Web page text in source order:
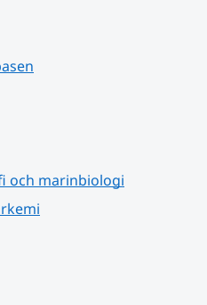
och marinbiologi